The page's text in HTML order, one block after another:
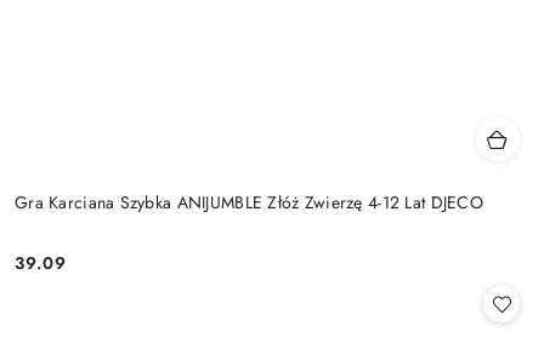
Gra Karciana Szybka ANIJUMBLE Złóż Zwierzę 4-12 Lat DJECO
Cena:
39.09